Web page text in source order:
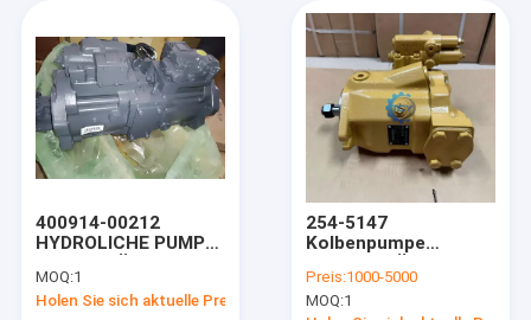
400914-00212
HYDROLICHE PUMPE
Bohrmaschine
MOQ:1
Holen Sie sich aktuelle Preis
254-5147
Kolbenpumpe
KATZENRADENLADER
972H 966H
Preis:1000-5000
MOQ:1